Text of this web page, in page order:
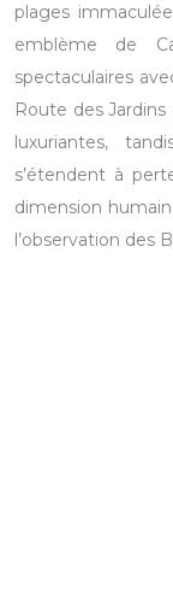
plages
emblème de
spectaculaires
Route des
luxuriantes,
s’étendent à
dimension
l’observation des